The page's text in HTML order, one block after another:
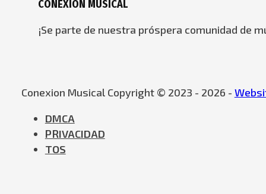
CONEXION MUSICAL
¡Se parte de nuestra próspera comunidad de
Conexion Musical Copyright © 2023 - 2026 -
DMCA
PRIVACIDAD
TOS